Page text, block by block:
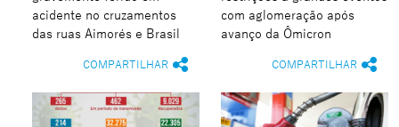
acidente no cruzamentos
das ruas Aimorés e Brasil
COMPARTILHAR
com aglomeração após
avanço da Ômicron
COMPARTILHAR